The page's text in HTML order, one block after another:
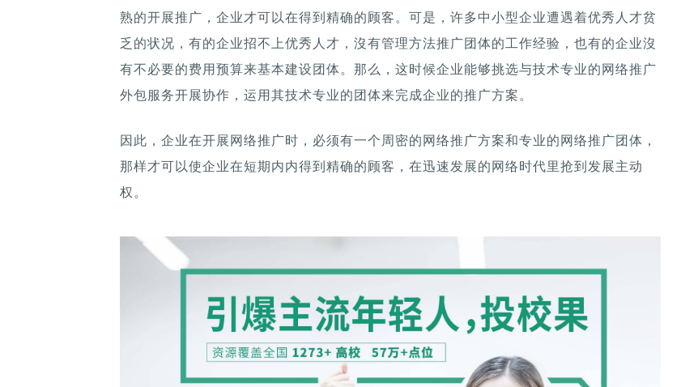
熟的开展推广，企业才可以在得到精确的顾客。可是，许多中小型企业遭遇着优秀人才贫
乏的状况，有的企业招不上优秀人才，沒有管理方法推广团体的工作经验，也有的企业沒
有不必要的费用预算来基本建设团体。那么，这时候企业能够挑选与技术专业的网络推广
外包服务开展协作，运用其技术专业的团体来完成企业的推广方案。
因此，企业在开展网络推广时，必须有一个周密的网络推广方案和专业的网络推广团体，
那样才可以使企业在短期内内得到精确的顾客，在迅速发展的网络时代里抢到发展主动
权。